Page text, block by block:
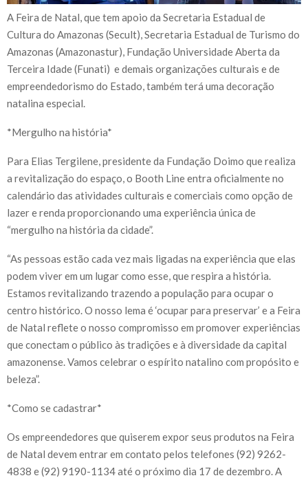
A Feira de Natal, que tem apoio da Secretaria Estadual de
Cultura do Amazonas (Secult), Secretaria Estadual de Turismo do
Amazonas (Amazonastur), Fundação Universidade Aberta da
Terceira Idade (Funati) e demais organizações culturais e de
empreendedorismo do Estado, também terá uma decoração
natalina especial.
*Mergulho na história*
Para Elias Tergilene, presidente da Fundação Doimo que realiza
a revitalização do espaço, o Booth Line entra oficialmente no
calendário das atividades culturais e comerciais como opção de
lazer e renda proporcionando uma experiência única de
“mergulho na história da cidade”.
“As pessoas estão cada vez mais ligadas na experiência que elas
podem viver em um lugar como esse, que respira a história.
Estamos revitalizando trazendo a população para ocupar o
centro histórico. O nosso lema é ‘ocupar para preservar’ e a Feira
de Natal reflete o nosso compromisso em promover experiências
que conectam o público às tradições e à diversidade da capital
amazonense. Vamos celebrar o espírito natalino com propósito e
beleza”.
*Como se cadastrar*
Os empreendedores que quiserem expor seus produtos na Feira
de Natal devem entrar em contato pelos telefones (92) 9262-
4838 e (92) 9190-1134 até o próximo dia 17 de dezembro. A